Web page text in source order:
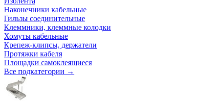
Наконечники кабельные
Гильзы соединительные
Клеммники, клеммные колодки
Хомуты кабельные
Крепеж-клипсы, держатели
Протяжки кабеля
Площадки самоклеящиеся
Все подкатегории →